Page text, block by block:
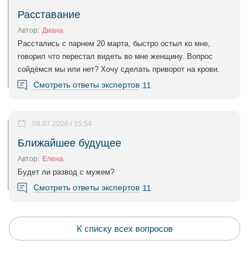
Расставание
Автор: Диана
Расстались с парнем 20 марта, быстро остыл ко мне,
говорил что перестал видеть во мне женщину. Вопрос
сойдёмся мы или нет? Хочу сделать приворот на крови.
Смотреть ответы экспертов 11
Ближайшее будущее
08.07.2026 / 15:54
Автор: Елена
Будет ли развод с мужем?
Смотреть ответы экспертов 11
К списку всех вопросов